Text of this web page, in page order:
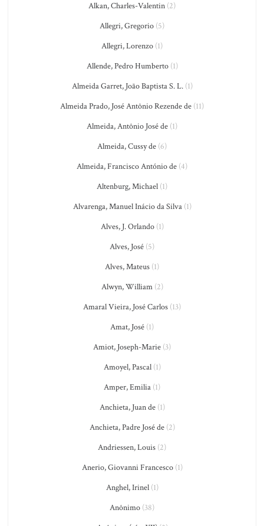
Alkan, Charles-Valentin (2)
Allegri, Gregorio (5)
Allegri, Lorenzo (1)
Allende, Pedro Humberto(1)
Almeida Garret, João Baptista S. L.(1)
Almeida Prado, José Antônio Rezende de (11)
Almeida, Antônio José de (1)
Almeida, Cussy de (6)
Almeida, Francisco António de (4)
Altenburg, Michael (1)
Alvarenga, Manuel Inácio da Silva(1)
Alves, J. Orlando(1)
Alves, José (5)
Alves, Mateus (1)
Alwyn, William(2)
Amaral Vieira, José Carlos (13)
Amat, José (1)
Amiot, Joseph-Marie (3)
Amoyel, Pascal(1)
Amper, Emilia (1)
Anchieta, Juan de(1)
Anchieta, Padre José de(2)
Andriessen, Louis (2)
Anerio, Giovanni Francesco(1)
Anghel, Irinel(1)
Anônimo (38)